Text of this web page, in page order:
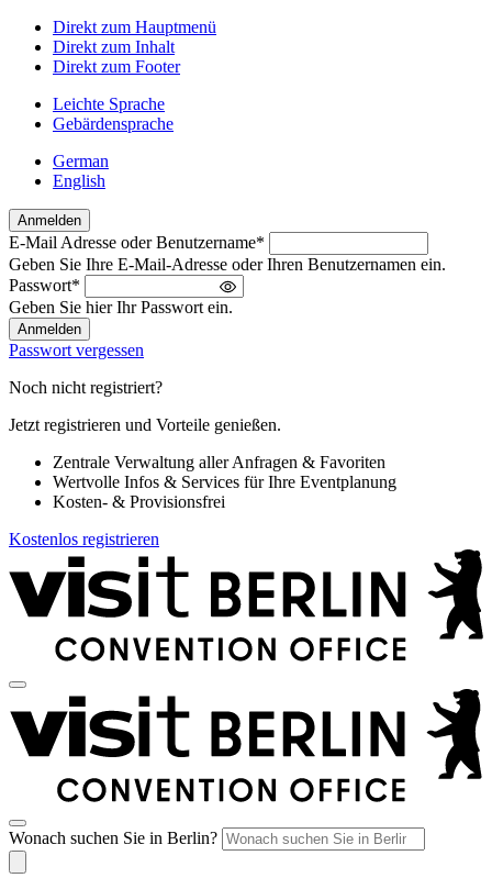
Direkt zum Hauptmenü
Direkt zum Inhalt
Direkt zum Footer
Leichte Sprache
Gebärdensprache
German
English
Anmelden
Willkommen
zurück!
Bitte
melden
Sie
sich
an
E-Mail Adresse oder Benutzername*
Geben Sie Ihre E-Mail-Adresse oder Ihren Benutzernamen ein.
Passwort*
Geben Sie hier Ihr Passwort ein.
Passwort vergessen
Noch nicht registriert?
Jetzt registrieren und Vorteile genießen.
Zentrale Verwaltung aller Anfragen & Favoriten
Wertvolle Infos & Services für Ihre Eventplanung
Kosten- & Provisionsfrei
Kostenlos registrieren
Wonach suchen Sie in Berlin?